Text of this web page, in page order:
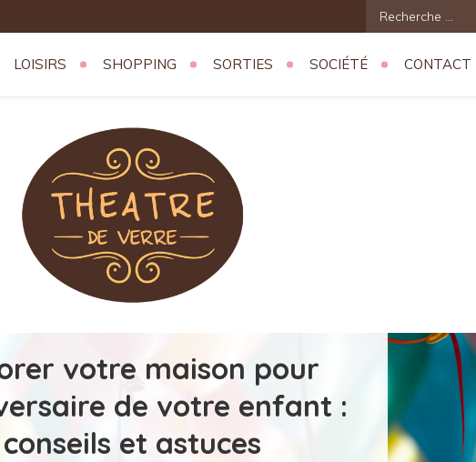
Recherche
pour:
LOISIRS SHOPPING SORTIES SOCIÉTÉ CONTACT
votre maison pour
de votre enfant :
conseils et astuces